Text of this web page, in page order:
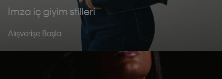
İmza iç giyim stilleri
Alışverişe Başla